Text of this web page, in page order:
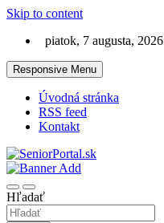
Skip to content
piatok, 7 augusta, 2026
Responsive Menu
Úvodná stránka
RSS feed
Kontakt
SeniorPortal.sk
Hľadať